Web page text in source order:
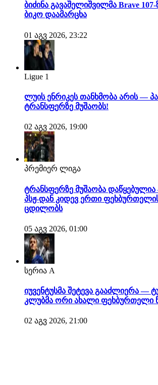
ბიძინა გავაშელიშვილმა Brave
ბიკო დაამარცხა
01 აგვ 2026, 23:22
Ligue 1
ლუის ენრიკეს თანხმობა არის —
ტრანსფერზე მუშაობს!
02 აგვ 2026, 19:00
პრემიერ ლიგა
ტრანსფერზე მუშაობა
პსჟ-დან კიდევ ერთი
ცდილობს
05 აგვ 2026, 01:00
სერია A
იუვენტუსმა შეტევა გააძლიერა —
კლუბმა ორი ახალი ფეხბურთელი
02 აგვ 2026, 21:00